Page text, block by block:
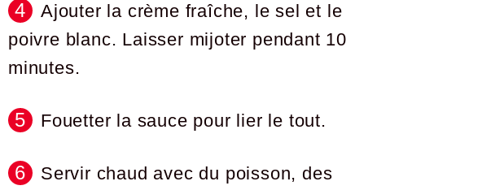
Ajouter la crème fraîche, le sel et le
poivre blanc. Laisser mijoter pendant 10
minutes.
Fouetter la sauce pour lier le tout.
Servir chaud avec du poisson, des